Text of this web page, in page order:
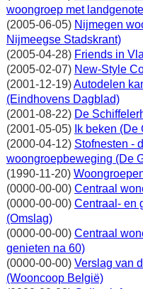
woongroep met
(2005-06-05) Nijmegen
Nijmeegse Stadskrant)
(2005-04-28) Friends in
(2005-02-07) New-Style
(2001-12-19)Autodelen
(Eindhovens Dagblad)
(2001-08-22) De
(2001-05-05) Ik beken
(2000-04-12) Stofnesten -
woongroepbeweging (De
(1990-11-20)
(0000-00-00) Centraal
(0000-00-00) Centraal- en
(Omslag)
(0000-00-00) Centraal
genieten na 60)
(0000-00-00) Verslag van
(Wooncoop België)